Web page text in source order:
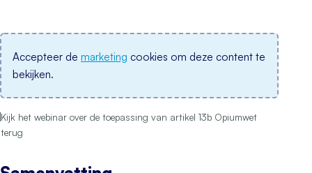
Accepteer de marketing cookies om deze content te
bekijken.
Kijk het webinar over de toepassing van artikel 13b Opiumwet
terug